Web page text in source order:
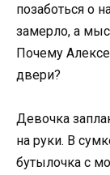
позаботься о
замерло, а
Почему
двери?
Девочка
на руки. В
бутылочка с